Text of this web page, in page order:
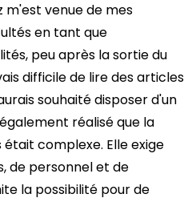
m'est venue de mes
en tant que
peu après la sortie du
difficile de lire des articles
souhaité disposer d'un
réalisé que la
complexe. Elle exige
de personnel et de
la possibilité pour de